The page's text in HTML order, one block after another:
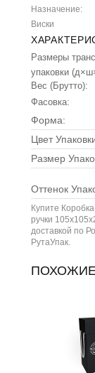
Назначение:
Виски
Размеры
упаковки
Вес (Брутто):
Фасовка:
Форма:
Цвет
Размер
Оттенок
Купите
ручки
доставкой по
РутаУпак.